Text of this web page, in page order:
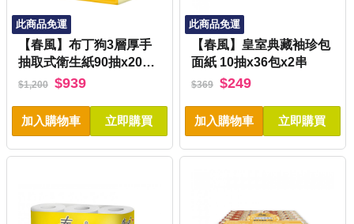
此商品免運
【春風】布丁狗3層厚手
抽取式衛生紙90抽x20包
x3串
$1,200 $939
加入購物車 立即購買
此商品免運
【春風】皇室典藏袖珍包
面紙 10抽x36包x2串
$369 $249
加入購物車 立即購買